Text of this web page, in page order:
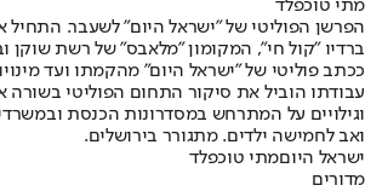
מתי טוכפלד
הפרשן הפוליטי של "ישראל היום" לשעבר. התחיל
ברדיו "קול חי", המקומון "מלאבס" של רשת שוקן
ככתב פוליטי של "ישראל היום" מהקמתו ועד
עבודתו הוביל את סיקור התחום הפוליטי בשורה
וגילויים על המתרחש במסדרונות הכנסת
ואב לחמישה ילדים. מתגורר בירושלים.
ישראל היוםמתי טוכפלד
מדורים